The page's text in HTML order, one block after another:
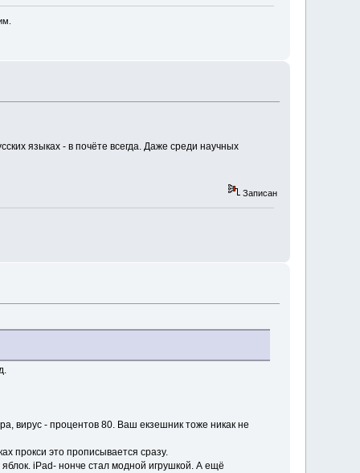
языках - в почёте всегда. Даже среди научных
Записан
вирус - процентов 80. Ваш екзешник тоже никак не
прокси это прописывается сразу.
iPad- нонче стал модной игрушкой. А ещё